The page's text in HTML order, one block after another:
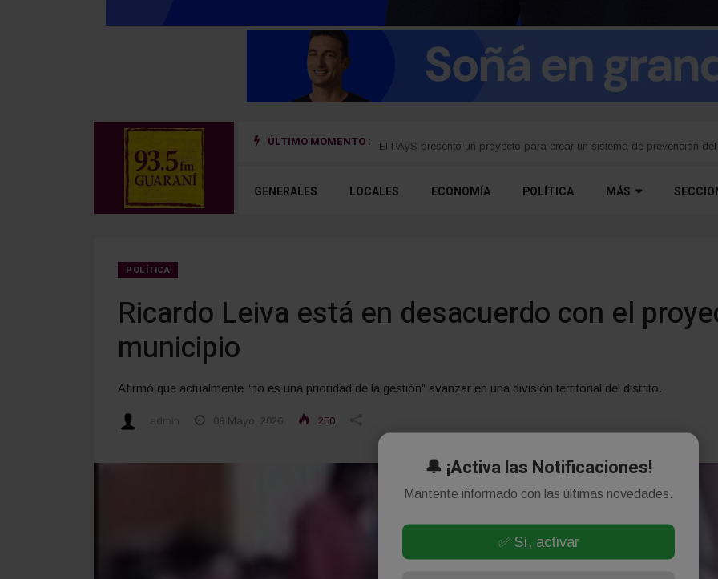
ÚLTIMO MOMENTO :
sistema de prevención del riesgo hidrológico en la cuenca del río Uruguay Detectan cocaína oculta en carne que iba a ser entregada a detenidos
GENERALES LOCALES ECONOMÍA POLÍTICA MÁS
POLÍTICA
Ricardo Leiva está en desacuerdo con el
municipio
Afirmó que actualmente “no es una prioridad de la gestión” avanzar en una división territorial del distrito.
08 Mayo, 2026 250
🔔 ¡Activa las Notificaciones!
Mantente informado con las últimas novedades.
✅ Sí, activar